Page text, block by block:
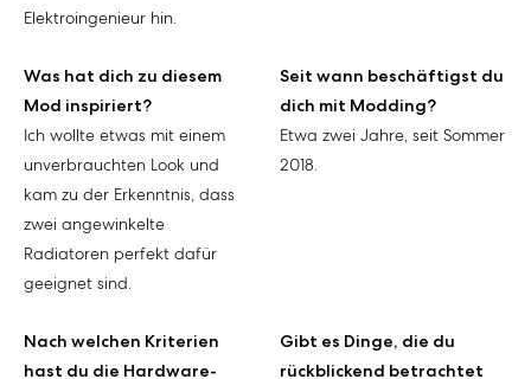
Elektroingenieur hin.
Was hat dich zu diesem
Mod inspiriert?
Ich wollte etwas mit einem
unverbrauchten Look und
kam zu der Erkenntnis, dass
zwei angewinkelte
Radiatoren perfekt dafür
geeignet sind.
Seit wann beschäftigst du
dich mit Modding?
Etwa zwei Jahre, seit Sommer
2018.
Nach welchen Kriterien
hast du die Hardware-
Gibt es Dinge, die du
rückblickend betrachtet